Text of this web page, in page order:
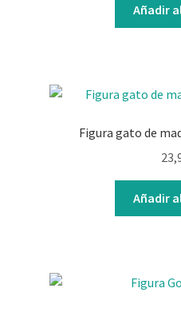
Añadir
Figura gato de
Añadir